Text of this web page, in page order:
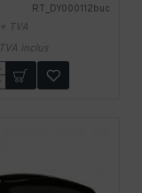
RT_DY000112buc
+ TVA
TVA inclus